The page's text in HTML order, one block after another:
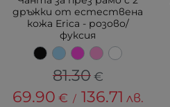
дръжки от естествена
кожа Erica - розово/
фуксия
81.30 €
69.90 € / 136.71 лв.